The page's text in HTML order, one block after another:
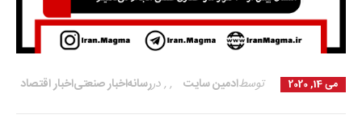
می 14, 2020 ادمین سایتتوسط اخبار اقتصاد , اخبار صنعتی , رسانهدر